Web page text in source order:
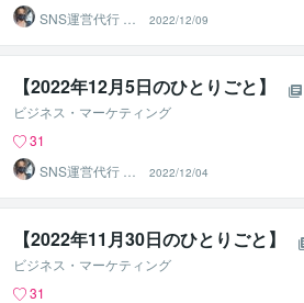
SNS運営代行 ま
るなげ
2022/12/09
【2022年12月5日のひとりごと】⁡
ビジネス・マーケティング
31
SNS運営代行 ま
るなげ
2022/12/04
【2022年11月30日のひとりごと】⁡
ビジネス・マーケティング
31